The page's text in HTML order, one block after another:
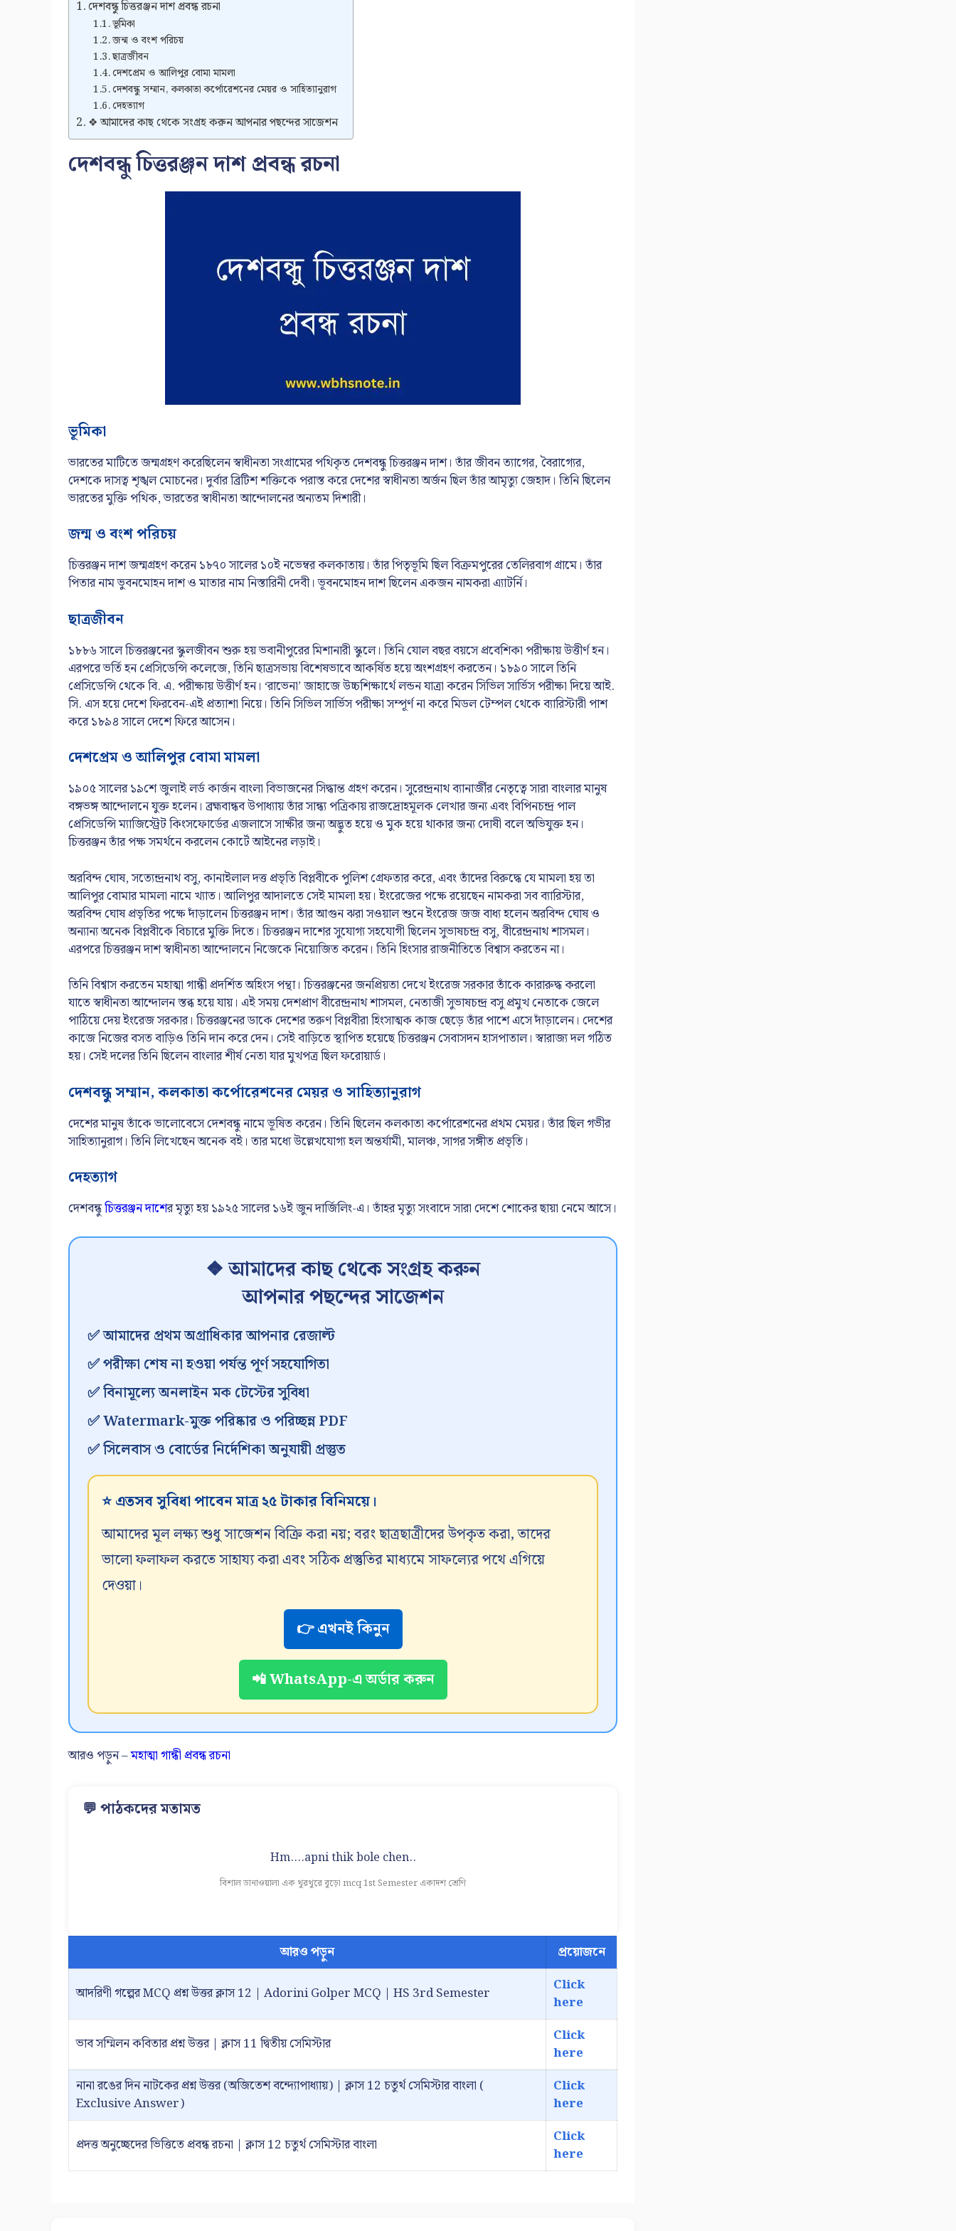
দেশবন্ধু চিত্তরঞ্জন দাশ প্রবন্ধ রচনা
ভূমিকা
জন্ম ও বংশ পরিচয়
ছাত্রজীবন
দেশপ্রেম ও আলিপুর বোমা মামলা
দেশবন্ধু সম্মান, কলকাতা কর্পোরেশনের মেয়র ও সাহিত্যানুরাগ
দেহত্যাগ
❖ আমাদের কাছ থেকে সংগ্রহ করুন আপনার পছন্দের সাজেশন
দেশবন্ধু চিত্তরঞ্জন দাশ প্রবন্ধ রচনা
ভূমিকা
ভারতের মাটিতে জন্মগ্রহণ করেছিলেন স্বাধীনতা সংগ্রামের পথিকৃত দেশবন্ধু চিত্তরঞ্জন দাশ। তাঁর জীবন ত্যাগের, বৈরাগ্যের,
দেশকে দাসত্ব শৃঙ্খল মোচনের। দুর্বার ব্রিটিশ শক্তিকে পরাস্ত করে দেশের স্বাধীনতা অর্জন ছিল তাঁর আমৃত্যু জেহাদ। তিনি ছিলেন
ভারতের মুক্তি পথিক, ভারতের স্বাধীনতা আন্দোলনের অন্যতম দিশারী।
জন্ম ও বংশ পরিচয়
চিত্তরঞ্জন দাশ জন্মগ্রহণ করেন ১৮৭০ সালের ১০ই নভেম্বর কলকাতায়। তাঁর পিতৃভূমি ছিল বিক্রমপুরের তেলিরবাগ গ্রামে। তাঁর
পিতার নাম ভুবনমোহন দাশ ও মাতার নাম নিস্তারিনী দেবী। ভূবনমোহন দাশ ছিলেন একজন নামকরা এ্যাটর্নি।
ছাত্রজীবন
১৮৮৬ সালে চিত্তরঞ্জনের স্কুলজীবন শুরু হয় ভবানীপুরের মিশানারী স্কুলে। তিনি যোল বছর বয়সে প্রবেশিকা পরীক্ষায় উত্তীর্ণ হন।
এরপরে ভর্তি হন প্রেসিডেন্সি কলেজে, তিনি ছাত্রসভায় বিশেষভাবে আকর্ষিত হয়ে অংশগ্রহণ করতেন। ১৮৯০ সালে তিনি
প্রেসিডেন্সি থেকে বি. এ. পরীক্ষায় উত্তীর্ণ হন। ‘রাভেনা’ জাহাজে উচ্চশিক্ষার্থে লন্ডন যাত্রা করেন সিভিল সার্ভিস পরীক্ষা দিয়ে আই.
সি. এস হয়ে দেশে ফিরবেন-এই প্রত্যাশা নিয়ে। তিনি সিভিল সার্ভিস পরীক্ষা সম্পূর্ণ না করে মিডল টেম্পল থেকে ব্যারিস্টারী পাশ
করে ১৮৯৪ সালে দেশে ফিরে আসেন।
দেশপ্রেম ও আলিপুর বোমা মামলা
১৯০৫ সালের ১৯শে জুলাই লর্ড কার্জন বাংলা বিভাজনের সিদ্ধান্ত গ্রহণ করেন। সুরেন্দ্রনাথ ব্যানার্জীর নেতৃত্বে সারা বাংলার মানুষ
বঙ্গভঙ্গ আন্দোলনে যুক্ত হলেন। ব্রহ্মবান্ধব উপাধ্যায় তাঁর সান্ধ্য পত্রিকায় রাজদ্রোহমূলক লেখার জন্য এবং বিপিনচন্দ্র পাল
প্রেসিডেন্সি ম্যাজিস্ট্রেট কিংসফোর্ডের এজলাসে সাক্ষীর জন্য অদ্ভুত হয়ে ও মুক হয়ে থাকার জন্য দোষী বলে অভিযুক্ত হন।
চিত্তরঞ্জন তাঁর পক্ষ সমর্থনে করলেন কোর্টে আইনের লড়াই।
অরবিন্দ ঘোষ, সত্যেন্দ্রনাথ বসু, কানাইলাল দত্ত প্রভৃতি বিপ্লবীকে পুলিশ গ্রেফতার করে, এবং তাঁদের বিরুদ্ধে যে মামলা হয় তা
আলিপুর বোমার মামলা নামে খ্যাত। আলিপুর আদালতে সেই মামলা হয়। ইংরেজের পক্ষে রয়েছেন নামকরা সব ব্যারিস্টার,
অরবিন্দ ঘোষ প্রভৃতির পক্ষে দাঁড়ালেন চিত্তরঞ্জন দাশ। তাঁর আগুন ঝরা সওয়াল শুনে ইংরেজ জজ বাধ্য হলেন অরবিন্দ ঘোষ ও
অন্যান্য অনেক বিপ্লবীকে বিচারে মুক্তি দিতে। চিত্তরঞ্জন দাশের সুযোগ্য সহযোগী ছিলেন সুভাষচন্দ্র বসু, বীরেন্দ্রনাথ শাসমল।
এরপরে চিত্তরঞ্জন দাশ স্বাধীনতা আন্দোলনে নিজেকে নিয়োজিত করেন। তিনি হিংসার রাজনীতিতে বিশ্বাস করতেন না।
তিনি বিশ্বাস করতেন মহাত্মা গান্ধী প্রদর্শিত অহিংস পন্থা। চিত্তরঞ্জনের জনপ্রিয়তা দেখে ইংরেজ সরকার তাঁকে কারারুদ্ধ করলো
যাতে স্বাধীনতা আন্দোলন স্তব্ধ হয়ে যায়। এই সময় দেশপ্রাণ বীরেন্দ্রনাথ শাসমল, নেতাজী সুভাষচন্দ্র বসু প্রমুখ নেতাকে জেলে
পাঠিয়ে দেয় ইংরেজ সরকার। চিত্তরঞ্জনের ডাকে দেশের তরুণ বিপ্লবীরা হিংসাত্মক কাজ ছেড়ে তাঁর পাশে এসে দাঁড়ালেন। দেশের
কাজে নিজের বসত বাড়িও তিনি দান করে দেন। সেই বাড়িতে স্থাপিত হয়েছে চিত্তরঞ্জন সেবাসদন হাসপাতাল। স্বারাজ্য দল গঠিত
হয়। সেই দলের তিনি ছিলেন বাংলার শীর্ষ নেতা যার মুখপত্র ছিল ফরোয়ার্ড।
দেশবন্ধু সম্মান, কলকাতা কর্পোরেশনের মেয়র ও সাহিত্যানুরাগ
দেশের মানুষ তাঁকে ভালোবেসে দেশবন্ধু নামে ভূষিত করেন। তিনি ছিলেন কলকাতা কর্পোরেশনের প্রথম মেয়র। তাঁর ছিল গভীর
সাহিত্যানুরাগ। তিনি লিখেছেন অনেক বই। তার মধ্যে উল্লেখযোগ্য হল অন্তর্যামী, মালঞ্চ, সাগর সঙ্গীত প্রভৃতি।
দেহত্যাগ
দেশবন্ধুচিত্তরঞ্জন দাশের মৃত্যু হয় ১৯২৫ সালের ১৬ই জুন দার্জিলিং-এ। তাঁহর মৃত্যু সংবাদে সারা দেশে শোকের ছায়া নেমে আসে।
❖ আমাদের কাছ থেকে সংগ্রহ করুন
আপনার পছন্দের সাজেশন
✅ আমাদের প্রথম অগ্রাধিকার আপনার রেজাল্ট
✅ পরীক্ষা শেষ না হওয়া পর্যন্ত পূর্ণ সহযোগিতা
✅ বিনামূল্যে অনলাইন মক টেস্টের সুবিধা
✅ Watermark-মুক্ত পরিষ্কার ও পরিচ্ছন্ন PDF
✅ সিলেবাস ও বোর্ডের নির্দেশিকা অনুযায়ী প্রস্তুত
⭐ এতসব সুবিধা পাবেন মাত্র ২৫ টাকার বিনিময়ে।
আমাদের মূল লক্ষ্য শুধু সাজেশন বিক্রি করা নয়; বরং ছাত্রছাত্রীদের উপকৃত করা, তাদের
ভালো ফলাফল করতে সাহায্য করা এবং সঠিক প্রস্তুতির মাধ্যমে সাফল্যের পথে এগিয়ে
দেওয়া।
👉 এখনই কিনুন
📲 WhatsApp-এ অর্ডার করুন
আরও পড়ুন –মহাত্মা গান্ধী প্রবন্ধ রচনা
💬 পাঠকদের মতামত
Hm....apni thik bole chen..
বিশাল ডানাওয়ালা এক থুরথুরে বুড়ো mcq 1st Semester একাদশ শ্রেণি
আরও পড়ুন প্রয়োজনে
আদরিণী গল্পের MCQ প্রশ্ন উত্তর ক্লাস 12 | Adorini Golper MCQ | HS 3rd Semester
Click
here
ভাব সম্মিলন কবিতার প্রশ্ন উত্তর | ক্লাস 11 দ্বিতীয় সেমিস্টার
Click
here
নানা রঙের দিন নাটকের প্রশ্ন উত্তর (অজিতেশ বন্দ্যোপাধ্যায়) | ক্লাস 12 চতুর্থ সেমিস্টার বাংলা (
Exclusive Answer)
Click
here
প্রদত্ত অনুচ্ছেদের ভিত্তিতে প্রবন্ধ রচনা | ক্লাস 12 চতুর্থ সেমিস্টার বাংলা
Click
here